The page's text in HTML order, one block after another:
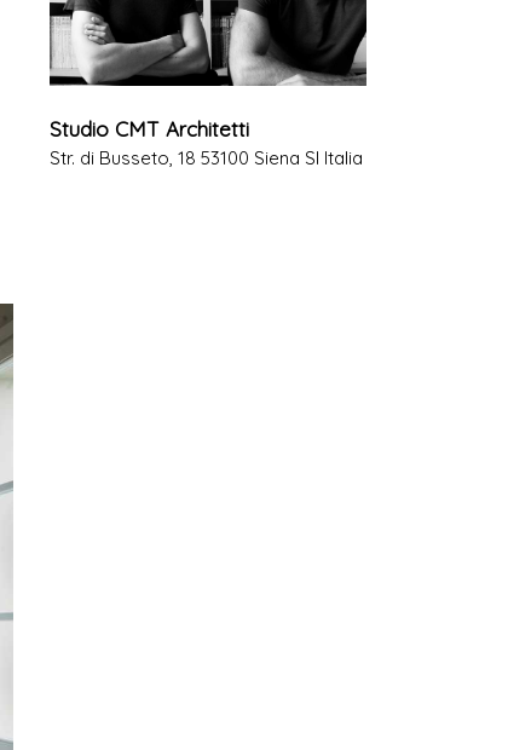
Studio CMT Architetti
Str. di Busseto, 18 53100 Siena SI Italia